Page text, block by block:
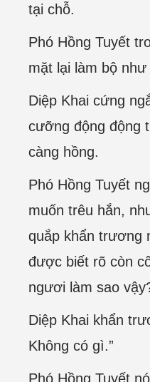
tại chỗ.
Phó Hồng Tuyết
mặt lại làm bộ
Diệp Khai cứng
cưỡng động động
càng hồng.
Phó Hồng Tuyết
muốn trêu hắn,
quắp khẩn trương
được biết rõ còn
ngươi làm sao
Diệp Khai khẩn
Không có gì.”
Phó Hồng Tuyết